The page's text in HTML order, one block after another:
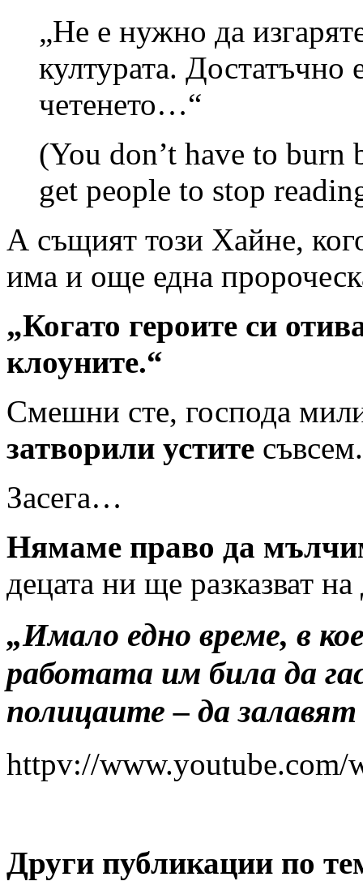
„Не е нужно да
културата. Достатъчно
четенето…“
(You don’t have to burn
get people to stop
А същият този Хайне,
има и още една
„Когато героите си
клоуните.“
Смешни сте, господа
затворили устите съвсем.
Засега…
Нямаме право да
децата ни ще разказват
„Имало едно време, в
работата им била да
полицаите – да
httpv://
Други публикации по